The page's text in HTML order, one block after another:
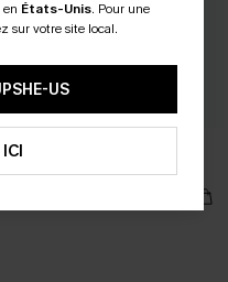
de bain une pièce bleu à col
États-Unis. Pour une
sur votre site local.
US